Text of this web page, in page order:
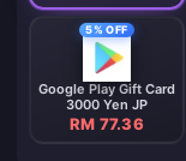
5% OFF
Google Play Gift Card
3000 Yen JP
RM 77.36